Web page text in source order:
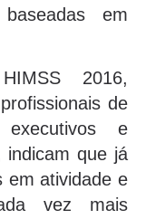
em
2016,
de
e
indicam que já
em atividade e
vez mais